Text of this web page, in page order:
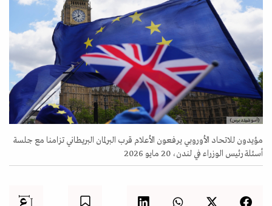
(أسوشييتد برس)
مؤيدون للاتحاد الأوروبي يرفعون الأعلام قرب البرلمان البريطاني تزامنا مع جلسة
أسئلة رئيس الوزراء في لندن، 20 مايو 2026